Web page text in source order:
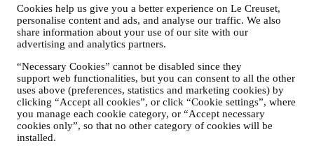
Cookies help us give you a better experience on Le Creuset,
personalise content and ads, and analyse our traffic. We also
share information about your use of our site with our
advertising and analytics partners.
“Necessary Cookies” cannot be disabled since they
support web functionalities, but you can consent to all the other
uses above (preferences, statistics and marketing cookies) by
clicking “Accept all cookies”, or click “Cookie settings”, where
you manage each cookie category, or “Accept necessary
cookies only”, so that no other category of cookies will be
installed.
Sobre a Le Creuset
Nossa herança
Nosso Artesanato
Trabalhe connosco
Ajuda
Cuidado & Uso
Garantia
FAQs